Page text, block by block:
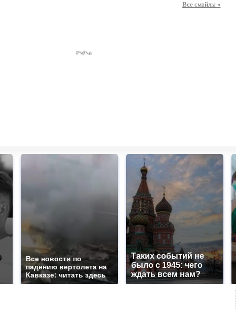
Все смайлы »
Все новости по
падению вертолета на
Кавказе: читать здесь
Таких событий не
было с 1945: чего
ждать всем нам?